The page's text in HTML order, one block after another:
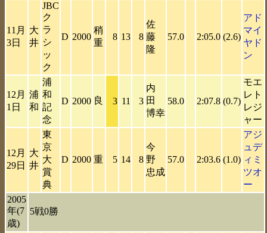
11月
3日
大
井
JBC
ク
ラ
シ
ッ
ク
D 2000
稍
重
8 13 8
佐
藤
隆
57.0 2:05.0 (2.6)
アド
マイ
ヤド
ン
12月
1日
浦
和
浦
和
記
念
D 2000 良 3 11 3
内
田
博幸
58.0 2:07.8 (0.7)
モエ
レト
レジ
ャー
12月
29日
大
井
東
京
大
賞
典
D 2000 重 5 14 8
今
野
忠成
57.0 2:03.6 (1.0)
アジ
ュデ
ィミ
ツオ
ー
2005
年(7
歳)
5戦0勝